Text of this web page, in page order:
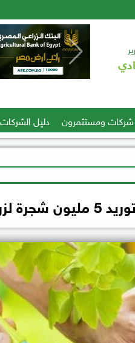
شركات ومستثمرون دليل الشركات